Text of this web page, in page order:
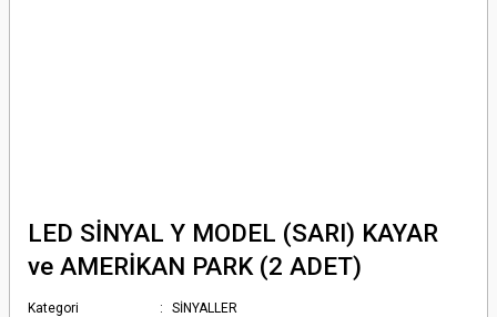
LED SİNYAL Y MODEL (SARI) KAYAR
ve AMERİKAN PARK (2 ADET)
Kategori
SİNYALLER